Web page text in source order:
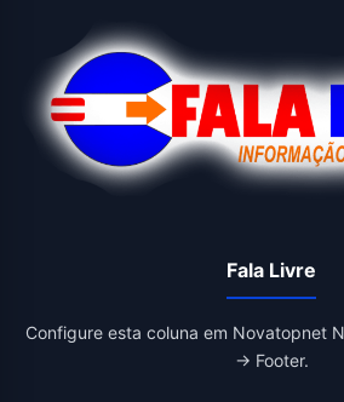
Fala Livre
Configure esta coluna em Novatopnet
→ Footer.